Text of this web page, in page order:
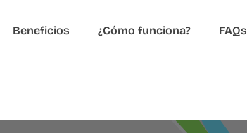
Beneficios ¿Cómo funciona? FAQs